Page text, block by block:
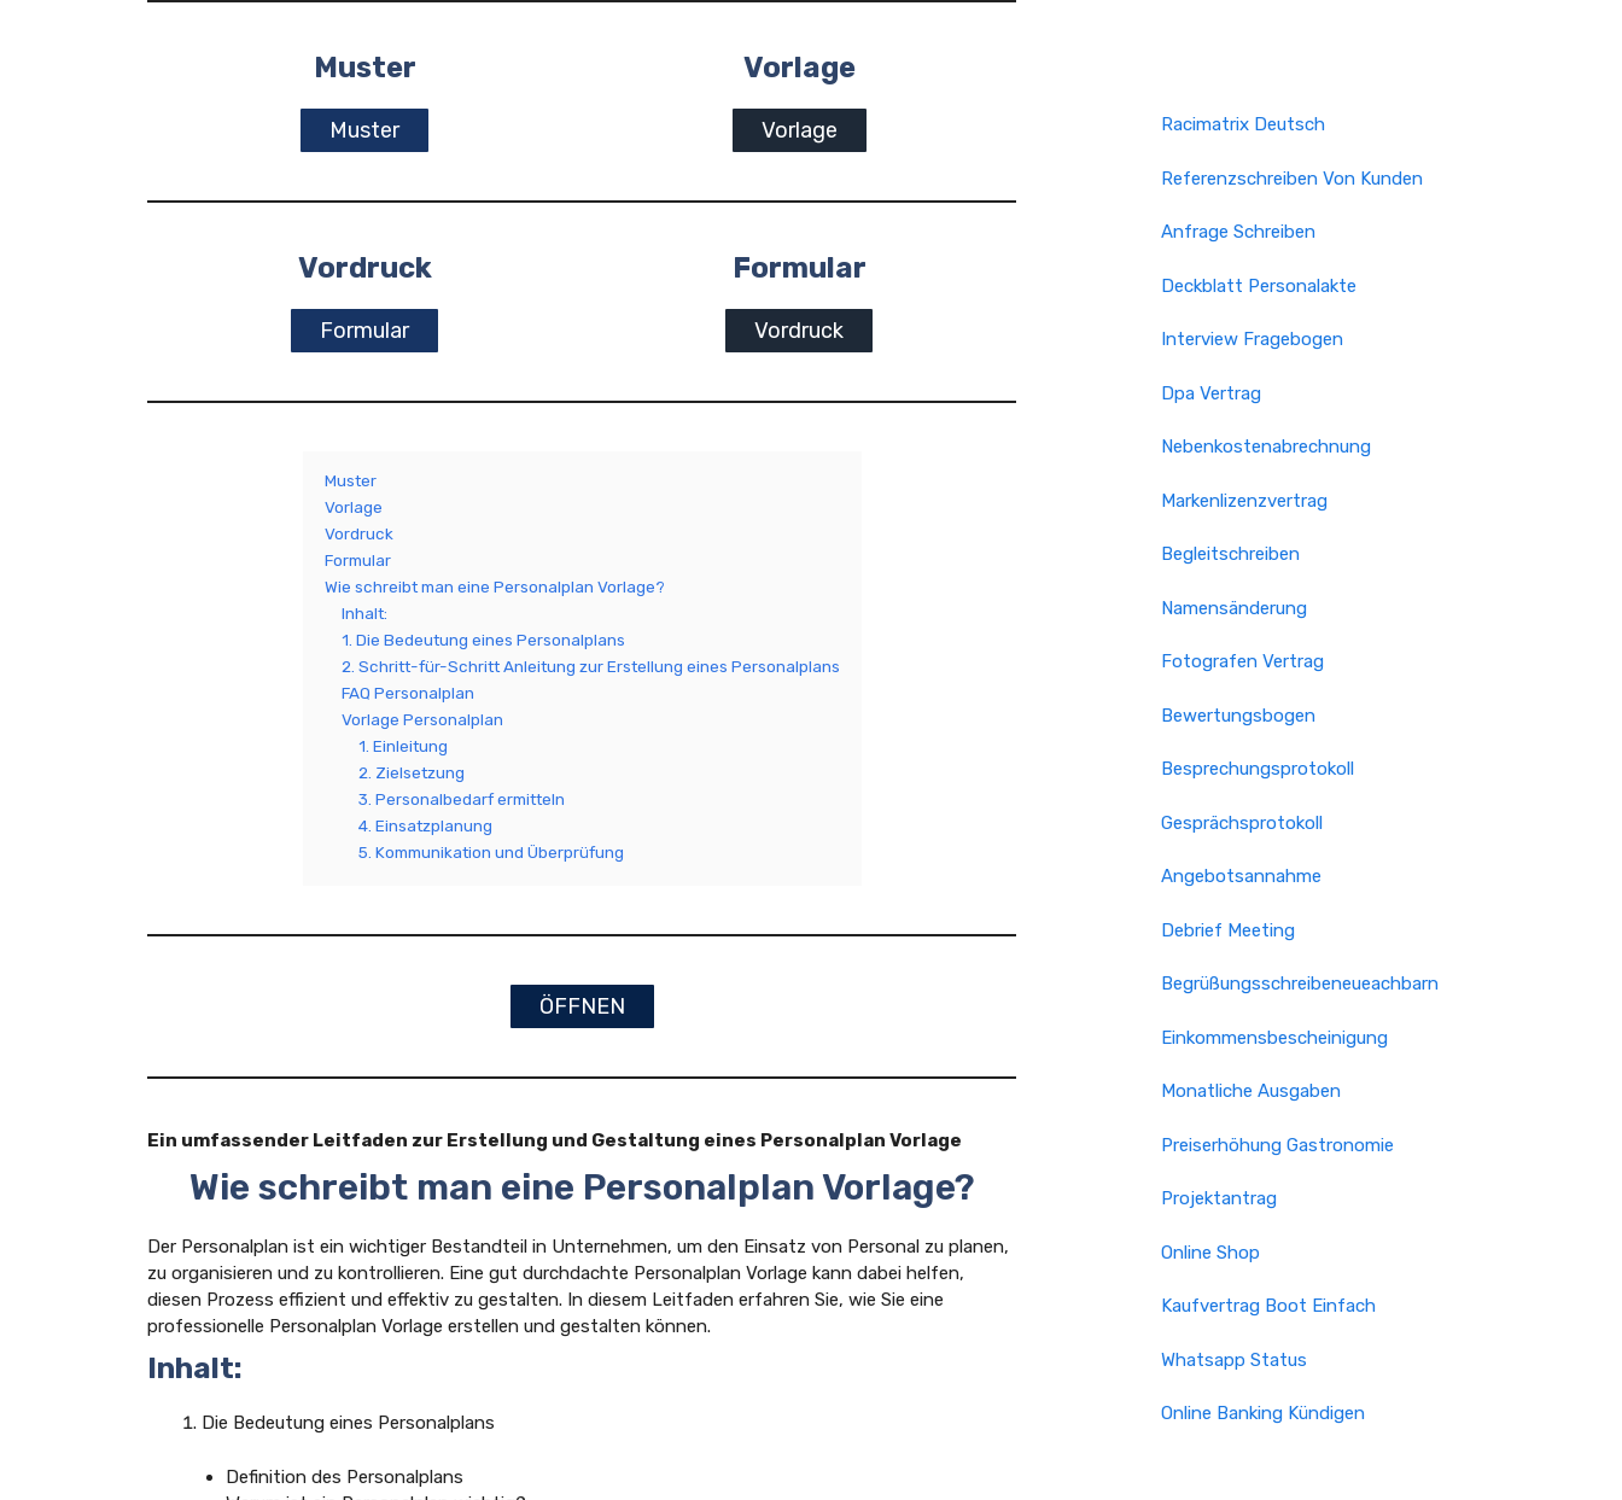
Muster
Muster
Vorlage
Vorlage
Vordruck
Formular
Formular
Vordruck
Muster
Vorlage
Vordruck
Formular
Wie schreibt man eine Personalplan Vorlage?
Inhalt:
1. Die Bedeutung eines Personalplans
2. Schritt-für-Schritt Anleitung zur Erstellung eines Personalplans
FAQ Personalplan
Vorlage Personalplan
1. Einleitung
2. Zielsetzung
3. Personalbedarf ermitteln
4. Einsatzplanung
5. Kommunikation und Überprüfung
ÖFFNEN
Ein umfassender Leitfaden zur Erstellung und Gestaltung eines Personalplan Vorlage
Wie schreibt man eine Personalplan Vorlage?
Der Personalplan ist ein wichtiger Bestandteil in Unternehmen, um den Einsatz von Personal zu planen,
zu organisieren und zu kontrollieren. Eine gut durchdachte Personalplan Vorlage kann dabei helfen,
diesen Prozess effizient und effektiv zu gestalten. In diesem Leitfaden erfahren Sie, wie Sie eine
professionelle Personalplan Vorlage erstellen und gestalten können.
Inhalt:
Die Bedeutung eines Personalplans
Definition des Personalplans
Racimatrix Deutsch
Referenzschreiben Von Kunden
Anfrage Schreiben
Deckblatt Personalakte
Interview Fragebogen
Dpa Vertrag
Nebenkostenabrechnung
Markenlizenzvertrag
Begleitschreiben
Namensänderung
Fotografen Vertrag
Bewertungsbogen
Besprechungsprotokoll
Gesprächsprotokoll
Angebotsannahme
Debrief Meeting
Begrüßungsschreibeneueachbarn
Einkommensbescheinigung
Monatliche Ausgaben
Preiserhöhung Gastronomie
Projektantrag
Online Shop
Kaufvertrag Boot Einfach
Whatsapp Status
Online Banking Kündigen